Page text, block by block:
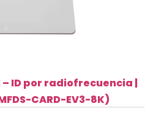
ID por radiofrecuencia |
CARD-EV3-8K)